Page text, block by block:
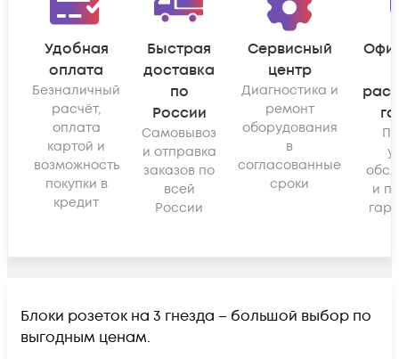
Удобная
оплата
Безналичный
расчёт,
оплата
картой и
возможность
покупки в
кредит
Быстрая
доставка
по
России
Самовывоз
и отправка
заказов по
всей
России
Сервисный
центр
Диагностика и
ремонт
оборудования
в
согласованные
сроки
и
Блоки розеток на 3 гнезда – большой выбор по
выгодным ценам.